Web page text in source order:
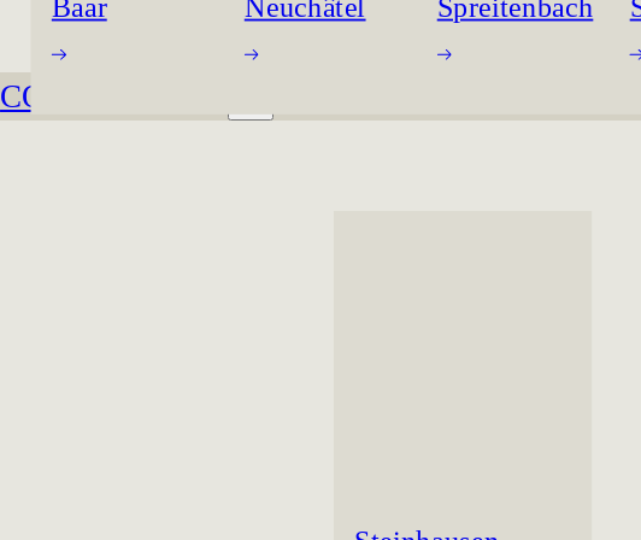
Baar Neuchâtel Spreitenbach
CO-WORKING